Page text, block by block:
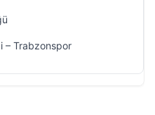
– Trabzonspor